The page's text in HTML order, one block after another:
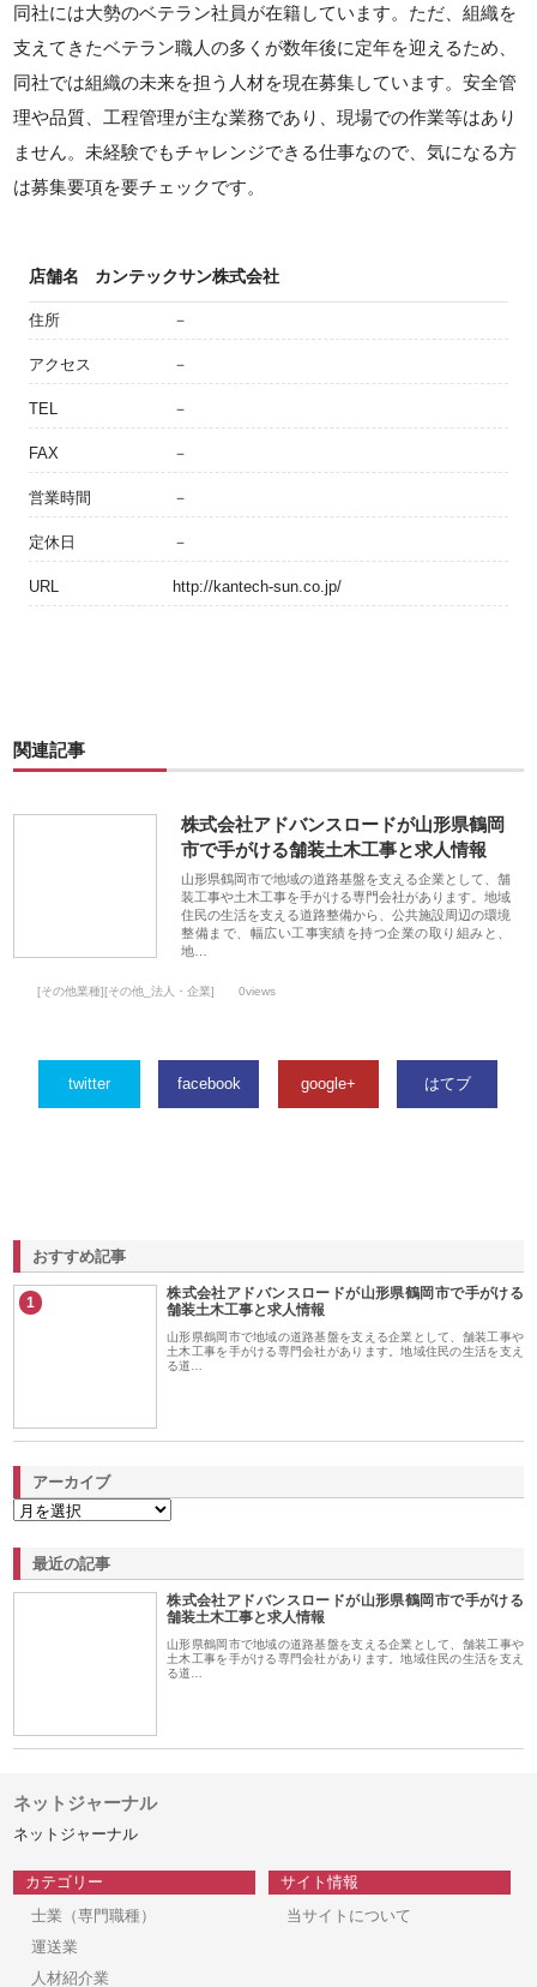
同社には大勢のベテラン社員が在籍しています。ただ、組織を
支えてきたベテラン職人の多くが数年後に定年を迎えるため、
同社では組織の未来を担う人材を現在募集しています。安全管
理や品質、工程管理が主な業務であり、現場での作業等はあり
ません。未経験でもチャレンジできる仕事なので、気になる方
は募集要項を要チェックです。
店舗名 カンテックサン株式会社
住所 －
アクセス －
TEL －
FAX －
営業時間 －
定休日 －
URL http://kantech-sun.co.jp/
関連記事
株式会社アドバンスロードが山形県鶴岡
市で手がける舗装土木工事と求人情報
山形県鶴岡市で地域の道路基盤を支える企業として、舗
装工事や土木工事を手がける専門会社があります。地域
住民の生活を支える道路整備から、公共施設周辺の環境
整備まで、幅広い工事実績を持つ企業の取り組みと、
地…
[その他業種][その他_法人・企業] 0views
twitter facebook google+ はてブ
おすすめ記事
1
株式会社アドバンスロードが山形県鶴岡市で手がける
舗装土木工事と求人情報
山形県鶴岡市で地域の道路基盤を支える企業として、舗装工事や
土木工事を手がける専門会社があります。地域住民の生活を支え
る道…
アーカイブ
最近の記事
株式会社アドバンスロードが山形県鶴岡市で手がける
舗装土木工事と求人情報
山形県鶴岡市で地域の道路基盤を支える企業として、舗装工事や
土木工事を手がける専門会社があります。地域住民の生活を支え
る道…
ネットジャーナル
ネットジャーナル
カテゴリー
士業（専門職種）
運送業
人材紹介業
サイト情報
当サイトについて